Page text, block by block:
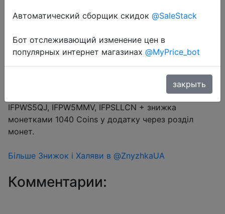
Купон продавця $2 на сторінці товару + промокод
$3/$29 (10.34%) → IFPEOIAI, IFPYRQOU, IFPQI5CR,
IFPWS5QJ, IFPW5MMV, IFPSLLCN + знижка
монетками 1040 Coins у додатку через розділ
монет.
Більше Знижок і Халяви в @ZnyzhkaUA
Комментарии:
Автоматический сборщик скидок @SaleStack
Бот отслеживающий изменение цен в
популярных интернет магазинах @MyPrice_bot
закрыть